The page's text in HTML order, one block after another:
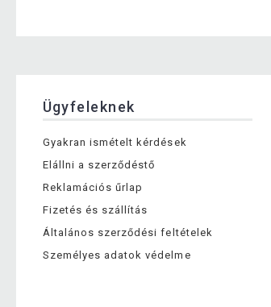
Ügyfeleknek
Gyakran ismételt kérdések
Elállni a szerződéstő
Reklamációs űrlap
Fizetés és szállítás
Általános szerződési feltételek
Személyes adatok védelme